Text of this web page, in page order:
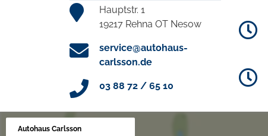
Hauptstr. 1
19217 Rehna OT Nesow
service@autohaus-
carlsson.de
03 88 72 / 65 10
Autohaus Carlsson